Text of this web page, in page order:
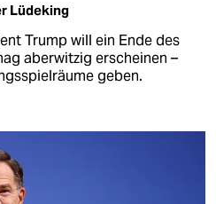
Lüdeking
Trump will ein Ende des
aberwitzig erscheinen –
geben.